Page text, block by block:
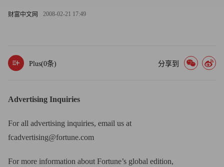
财富中文网 2008-02-21 17:49
Plus(0条) 分享到
Advertising Inquiries
For all advertising inquiries, email us at
fcadvertising@fortune.com
For more information about Fortune’s global edition,